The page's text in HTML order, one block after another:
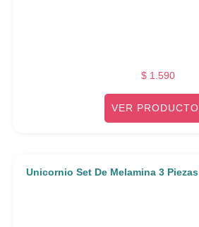
$ 1.590
VER PRODUCTO
Unicornio Set De Melamina 3